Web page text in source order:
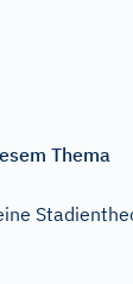
Thema